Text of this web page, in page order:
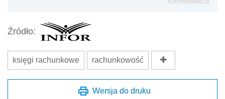
AUTOPROMOCJA
Źródło:
księgi rachunkowe rachunkowość
Wersja do druku